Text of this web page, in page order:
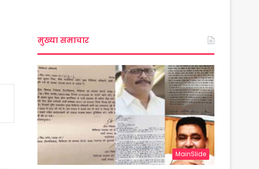
मुख्या समाचार
MainSlide